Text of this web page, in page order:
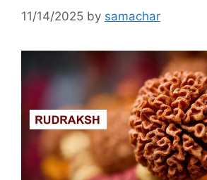
11/14/2025 by samachar